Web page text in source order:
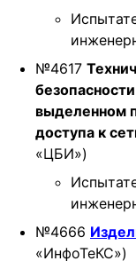
№4617
выделенном
доступа к
«ЦБИ»)
№4666
«ИнфоТеКС»)